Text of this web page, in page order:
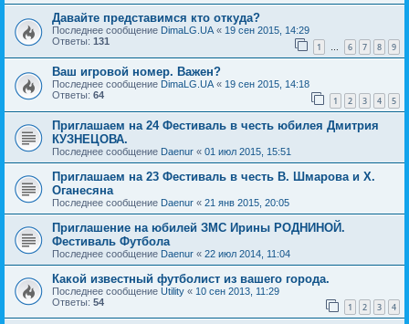
Давайте представимся кто откуда?
Последнее сообщение DimaLG.UA « 19 сен 2015, 14:29
Ответы: 131 1 … 6 7 8 9
Ваш игровой номер. Важен?
Последнее сообщение DimaLG.UA « 19 сен 2015, 14:18
Ответы: 64 1 2 3 4 5
Приглашаем на 24 Фестиваль в честь юбилея Дмитрия
КУЗНЕЦОВА.
Последнее сообщение Daenur « 01 июл 2015, 15:51
Приглашаем на 23 Фестиваль в честь В. Шмарова и Х.
Оганесяна
Последнее сообщение Daenur « 21 янв 2015, 20:05
Приглашение на юбилей ЗМС Ирины РОДНИНОЙ.
Фестиваль Футбола
Последнее сообщение Daenur « 22 июл 2014, 11:04
Какой известный футболист из вашего города.
Последнее сообщение Utility « 10 сен 2013, 11:29
Ответы: 54 1 2 3 4